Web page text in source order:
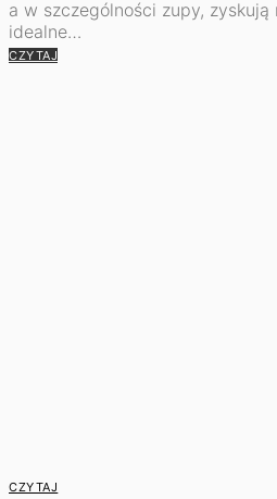
a w szczególności zupy,
idealne…
CZYTAJ
CZYTAJ